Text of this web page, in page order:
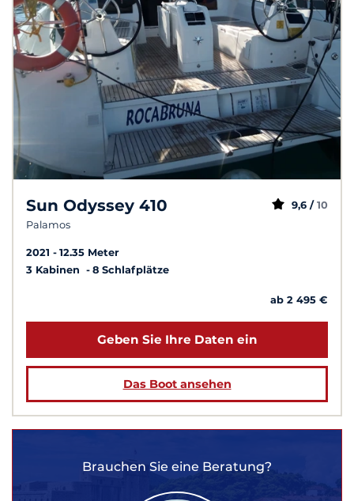
Sun Odyssey 410
Palamos
9,6 / 10
2021
12.35 Meter
3 Kabinen
8 Schlafplätze
ab 2 495 €
Geben Sie Ihre Daten ein
Das Boot ansehen
Brauchen Sie eine Beratung?